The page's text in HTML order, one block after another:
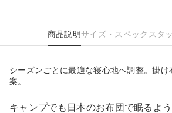
商品説明サイズ・スペック スタ
シーズンごとに最適な寝心地へ調整。掛
案。
キャンプでも日本のお布団で眠るよ